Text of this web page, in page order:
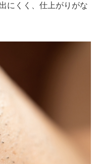
にくく、仕上がりがな